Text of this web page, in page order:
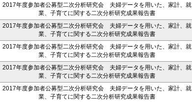
2017年度参加者公募型二次分析研究会 夫婦データを用いた、家計、就
業、子育てに関する二次分析研究成果報告書
2017年度参加者公募型二次分析研究会 夫婦データを用いた、家計、就
業、子育てに関する二次分析研究成果報告書
2017年度参加者公募型二次分析研究会 夫婦データを用いた、家計、就
業、子育てに関する二次分析研究成果報告書
2017年度参加者公募型二次分析研究会 夫婦データを用いた、家計、就
業、子育てに関する二次分析研究成果報告書
2017年度参加者公募型二次分析研究会 夫婦データを用いた、家計、就
業、子育てに関する二次分析研究成果報告書